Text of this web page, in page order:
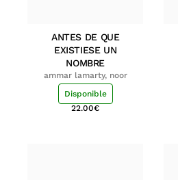
ANTES DE QUE
EXISTIESE UN
NOMBRE
ammar lamarty, noor
Disponible
22.00€